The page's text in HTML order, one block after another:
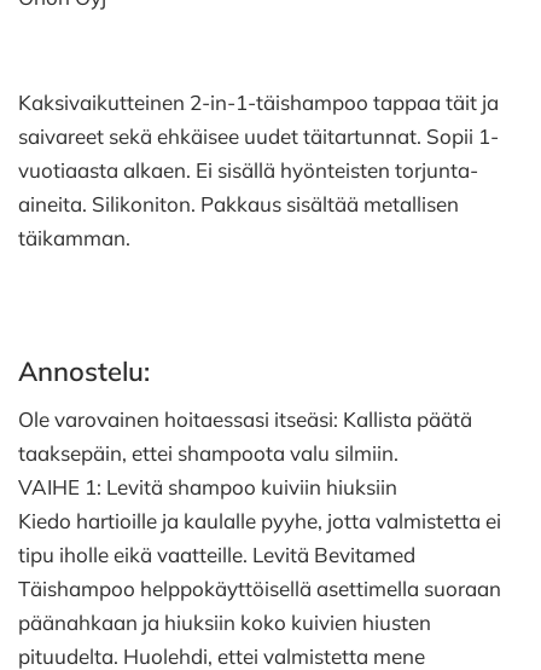
Kaksivaikutteinen 2-in-1-täishampoo tappaa täit ja
saivareet sekä ehkäisee uudet täitartunnat. Sopii 1-
vuotiaasta alkaen. Ei sisällä hyönteisten torjunta-
aineita. Silikoniton. Pakkaus sisältää metallisen
täikamman.
Annostelu:
Ole varovainen hoitaessasi itseäsi: Kallista päätä
taaksepäin, ettei shampoota valu silmiin.
VAIHE 1: Levitä shampoo kuiviin hiuksiin
Kiedo hartioille ja kaulalle pyyhe, jotta valmistetta ei
tipu iholle eikä vaatteille. Levitä Bevitamed
Täishampoo helppokäyttöisellä asettimella suoraan
päänahkaan ja hiuksiin koko kuivien hiusten
pituudelta. Huolehdi, ettei valmistetta mene